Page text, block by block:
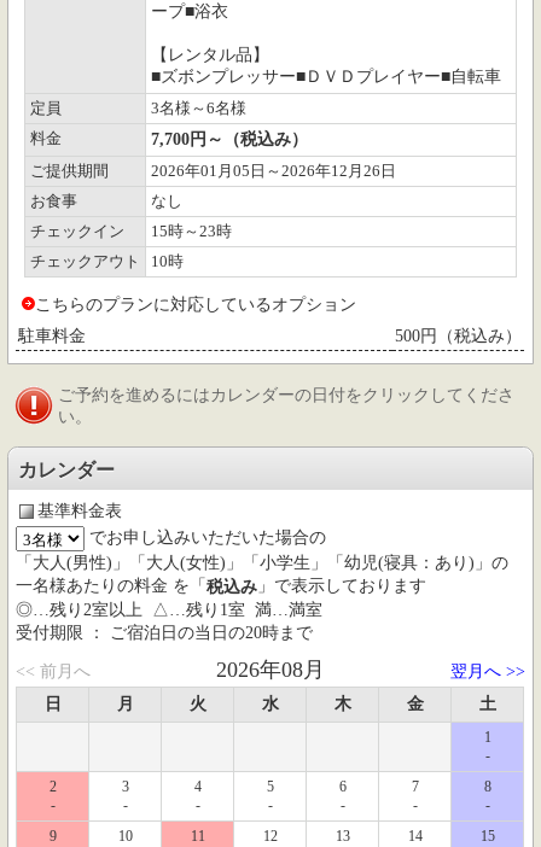
ープ■浴衣
【レンタル品】
■ズボンプレッサー■ＤＶＤプレイヤー■自転車
定員
3名様～6名様
料金
7,700円～（税込み）
ご提供期間
2026年01月05日～2026年12月26日
お食事
なし
チェックイン
15時～23時
チェックアウト
10時
こちらのプランに対応しているオプション
駐車料金
500円（税込み）
ご予約を進めるにはカレンダーの日付をクリックしてくださ
い。
カレンダー
基準料金表
でお申し込みいただいた場合の
「大人(男性)」「大人(女性)」「小学生」「幼児(寝具：あり)」の
一名様あたりの料金 を「税込み 」で表示しております
◎…残り2室以上 △…残り1室 満…満室
受付期限 ： ご宿泊日の当日の20時まで
<< 前月へ 2026年08月
翌月へ >>
日
月 火 水 木 金 土
1
-
2
-
3
-
4
-
5
-
6
-
7
-
8
-
9
10
11
12
13
14
15